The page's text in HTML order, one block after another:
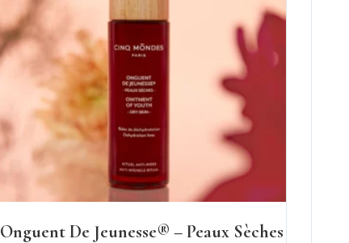
Onguent De Jeunesse® – Peaux Sèches